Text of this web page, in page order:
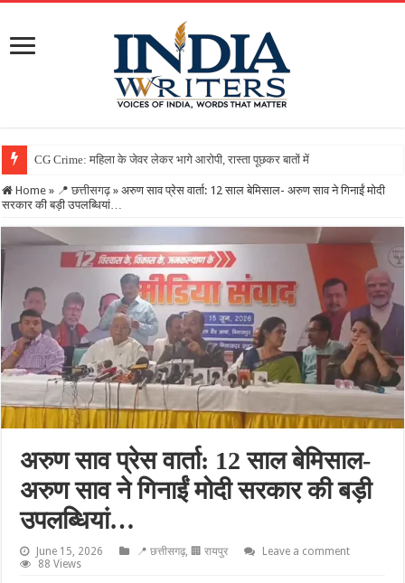
Home » 📍 छत्तीसगढ़ » अरुण साव प्रेस वार्ता: 12 साल बेमिसाल- अरुण साव ने गिनाईं मोदी
सरकार की बड़ी उपलब्धियां…
अरुण साव प्रेस वार्ता: 12 साल बेमिसाल-
अरुण साव ने गिनाईं मोदी सरकार की बड़ी
उपलब्धियां…
June 15, 2026 📍 छत्तीसगढ़, 🏢 रायपुर
Leave a comment
88 Views